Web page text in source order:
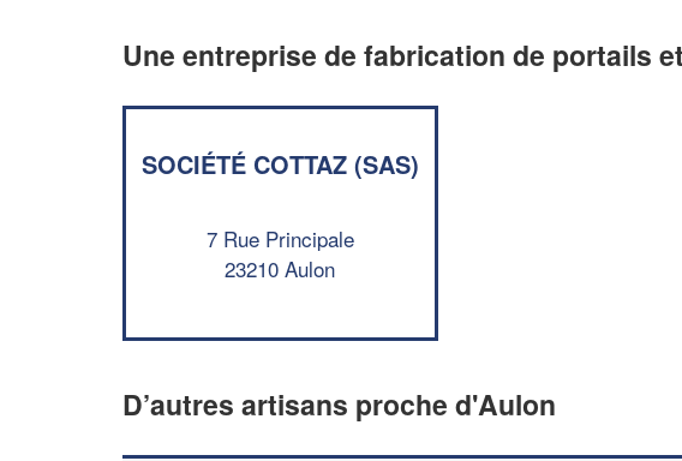
Une entreprise de fabrication de portails
SOCIÉTÉ COTTAZ (SAS)
7 Rue Principale
23210 Aulon
D’autres artisans proche d'Aulon